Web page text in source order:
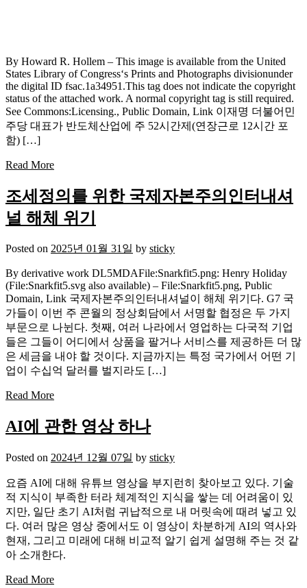
By Howard R. Hollem – This image is available from the United
States Library of Congress‘s Prints and Photographs divisionunder
the digital ID fsac.1a34951.This tag does not indicate the copyright
status of the attached work. A normal copyright tag is still required.
See Commons:Licensing., Public Domain, Link 이재명 더불어민
주당 대표가 반도체산업에 주 52시간제(연장근로 12시간 포
함) […]
Read More
조세정의를 위한 국제자본주의인터내셔
널 해체 위기
Posted on 2025년 01월 31일 by sticky
By derivative work DL5MDAFile:Snarkfit5.png: Henry Holiday
(File:Snarkfit5.svg also available) – File:Snarkfit5.png, Public
Domain, Link 국제자본주의인터내셔널이 해체 위기다. G7 국
가들이 이번 주 콘월의 정상회담에서 서명할 협정은 두 가지
부문으로 나뉜다. 첫째, 여러 나라에서 영업하는 다국적 기업
들은 그들이 어디에서 상품을 팔거나 서비스를 제공하든 더 많
은 세금을 내야 할 것이다. 지금까지는 특정 국가에서 어떤 기
업이 수십억 달러를 벌지라도 […]
Read More
AI에 관한 영상 하나
Posted on 2024년 12월 07일 by sticky
요즘 AI에 대해 유튜브 영상을 부지런히 찾아보고 있다. 기술
적 지식이 부족한 터라 체계적인 지식을 쌓는 데 어려움이 있
지만, 일단 초기 AI처럼 귀납적으로 내 머릿속에 때려 넣고 있
다. 여러 많은 영상 중에서도 이 영상이 차분하게 AI의 역사와
현재, 그리고 미래에 대해 비교적 알기 쉽게 설명해 주는 것 같
아 소개한다.
Read More